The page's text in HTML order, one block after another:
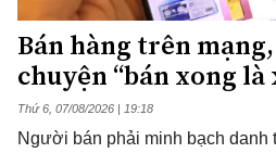
Bán hàng trên
chuyện “bán xong là
Thứ 6, 07/08/2026 | 19:18
Người bán phải minh bạch danh